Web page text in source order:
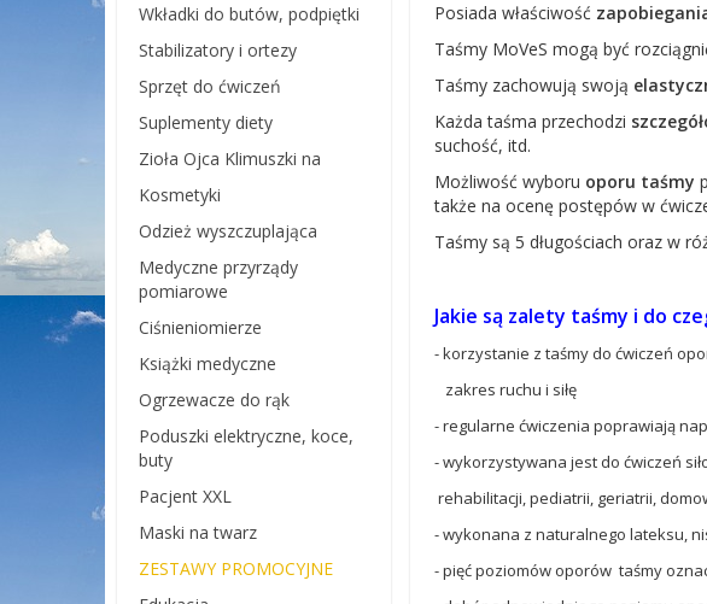
Posiada właściwość
Taśmy MoVeS mogą być
Taśmy zachowują swoją
Każda taśma przechodzi
suchość, itd.
Możliwość wyboru oporu taśmy
także na ocenę postępów w
Taśmy są 5 długościach oraz w
Jakie są zalety taśmy i do
- korzystanie z taśmy do ćwiczeń
zakres ruchu i siłę
- regularne ćwiczenia poprawiają
- wykorzystywana jest do ćwiczeń
rehabilitacji, pediatrii, geriatrii,
- wykonana z naturalnego lateksu,
- pięć poziomów oporów taśmy
Wkładki do butów, podpiętki
Stabilizatory i ortezy
Sprzęt do ćwiczeń
Suplementy diety
Zioła Ojca Klimuszki na
Kosmetyki
Odzież wyszczuplająca
Medyczne przyrządy
pomiarowe
Ciśnieniomierze
Książki medyczne
Ogrzewacze do rąk
Poduszki elektryczne, koce,
buty
Pacjent XXL
Maski na twarz
ZESTAWY PROMOCYJNE